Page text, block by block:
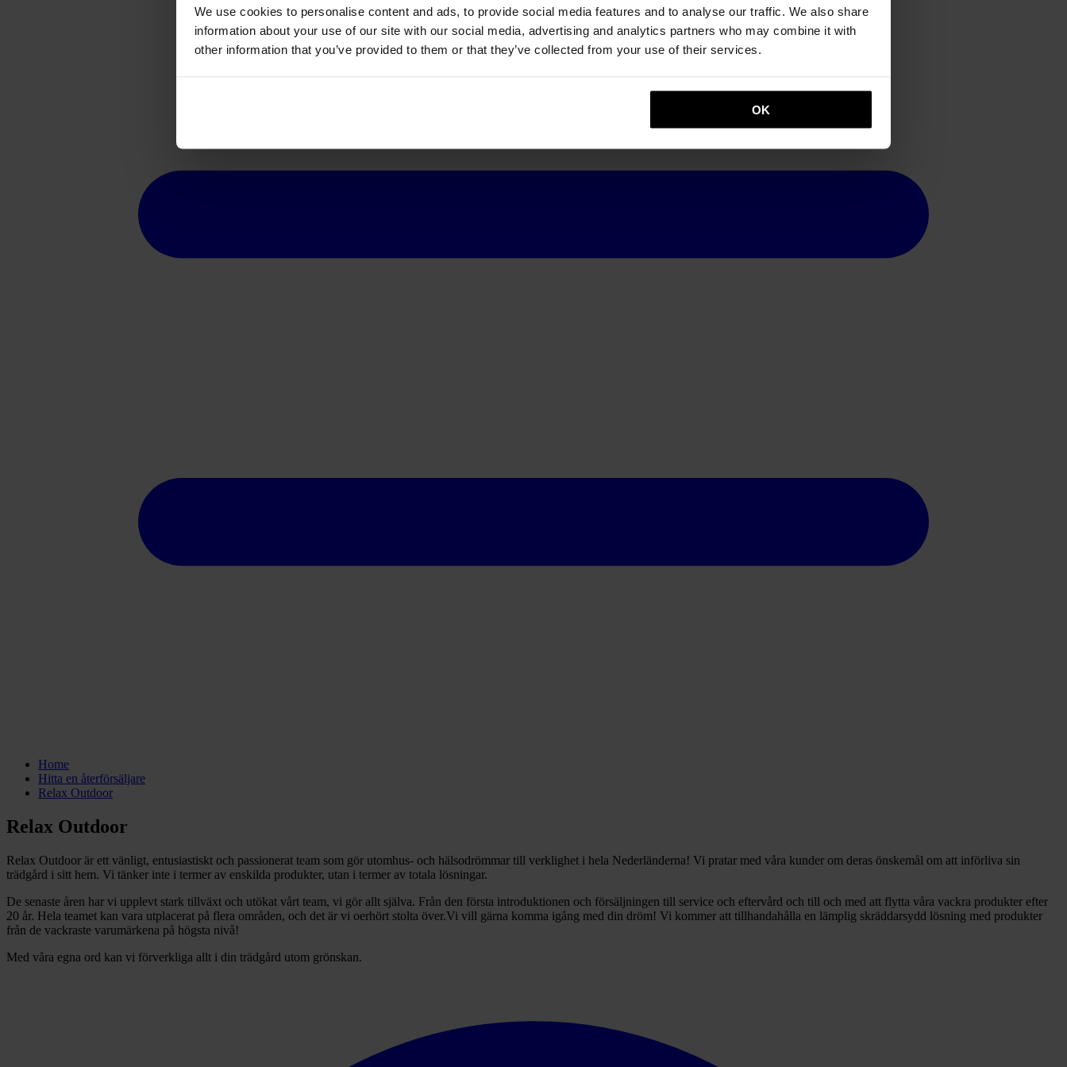
We use cookies to personalise content and ads, to provide social media features and to analyse our traffic. We also share
information about your use of our site with our social media, advertising and analytics partners who may combine it with
other information that you’ve provided to them or that they’ve collected from your use of their services.
OK
Home
Hitta en återförsäljare
Relax Outdoor
Relax Outdoor
Relax Outdoor är ett vänligt, entusiastiskt och passionerat team som gör utomhus- och hälsodrömmar till verklighet i hela Nederländerna! Vi pratar med våra kunder om deras önskemål om att införliva sin
trädgård i sitt hem. Vi tänker inte i termer av enskilda produkter, utan i termer av totala lösningar.
De senaste åren har vi upplevt stark tillväxt och utökat vårt team, vi gör allt själva. Från den första introduktionen och försäljningen till service och eftervård och till och med att flytta våra vackra produkter efter
20 år. Hela teamet kan vara utplacerat på flera områden, och det är vi oerhört stolta över.Vi vill gärna komma igång med din dröm! Vi kommer att tillhandahålla en lämplig skräddarsydd lösning med produkter
från de vackraste varumärkena på högsta nivå!
Med våra egna ord kan vi förverkliga allt i din trädgård utom grönskan.